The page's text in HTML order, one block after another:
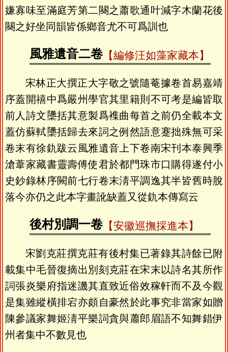
嫌寡味至滿庭芳第二闋之蕭歌通叶減字木蘭花後
闋之好坐同韻皆係鄉音尤不可爲訓也
風雅遺音二卷【編修汪如藻家藏本】
宋林正大撰正大字敬之號隨菴據卷首易嘉靖
序蓋開禧中爲嚴州學官其里籍則不可考是編皆取
前人詩文櫽括其意製爲襍曲每首之前仍全載本文
蓋仿蘇軾櫽括歸去來詞之例然語意蹇拙殊無可采
卷末有徐釚跋云風雅遺音上下卷南宋刊本泰興季
滄葦家藏書靈壽傅使君於都門珠市口購得遂付小
史鈔錄林序闕前七行卷末淸平調逸其半皆舊時脫
落今亦仍之此本字畫訛缺蓋又從釚本傳寫云
後村別調一卷【安徽巡撫採進本】
宋劉克莊撰克莊有後村集已著錄其詩餘已附
載集中毛晉復摘出別刻克莊在宋末以詩名其所作
詞張炎樂府指迷譏其直致近俗效稼軒而不及今觀
是集雖縱橫排宕亦頗自豪然於此事究非當家如贈
陳參議家舞姬淸平樂詞貪與蕭郎眉語不知舞錯伊
州者集中不數見也